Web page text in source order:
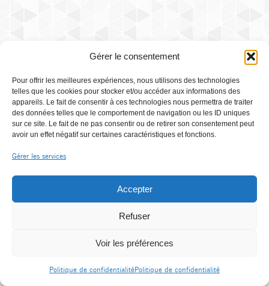
Gérer le consentement
Pour offrir les meilleures expériences, nous utilisons des technologies
telles que les cookies pour stocker et/ou accéder aux informations des
appareils. Le fait de consentir à ces technologies nous permettra de traiter
des données telles que le comportement de navigation ou les ID uniques
sur ce site. Le fait de ne pas consentir ou de retirer son consentement peut
avoir un effet négatif sur certaines caractéristiques et fonctions.
Gérer les services
Accepter
Refuser
Voir les préférences
Politique de confidentialitéPolitique de confidentialité